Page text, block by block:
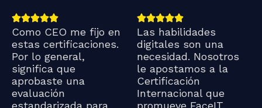
Como CEO me fijo en
estas certificaciones.
Por lo general,
significa que
aprobaste una
evaluación
estandarizada para
Las habilidades
digitales son una
necesidad. Nosotros
le apostamos a la
Certificación
Internacional que
promueve FaceIT,